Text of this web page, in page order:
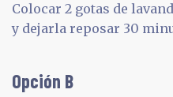
Colocar 2 gotas de
y dejarla reposar 30
Opción B